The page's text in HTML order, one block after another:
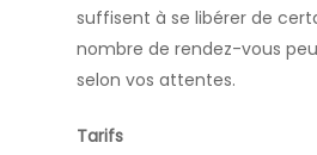
suffisent à se libérer de
nombre de rendez-vous
selon vos attentes.
Tarifs